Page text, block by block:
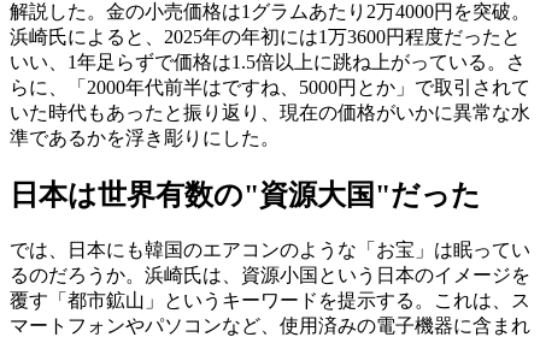
解説した。金の小売価格は1グラムあたり2万4000円を突破。
浜崎氏によると、2025年の年初には1万3600円程度だったと
いい、1年足らずで価格は1.5倍以上に跳ね上がっている。さ
らに、「2000年代前半はですね、5000円とか」で取引されて
いた時代もあったと振り返り、現在の価格がいかに異常な水
準であるかを浮き彫りにした。
日本は世界有数の"資源大国"だった
では、日本にも韓国のエアコンのような「お宝」は眠ってい
るのだろうか。浜崎氏は、資源小国という日本のイメージを
覆す「都市鉱山」というキーワードを提示する。これは、ス
マートフォンやパソコンなど、使用済みの電子機器に含まれ